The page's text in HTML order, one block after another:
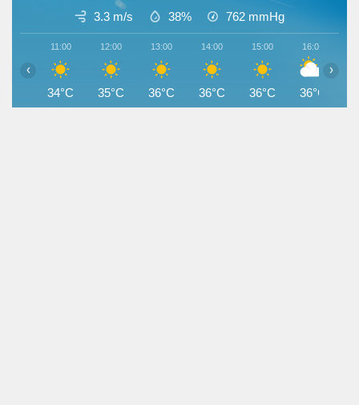
3.3 m/s 38% 762 mmHg
11:00
34°C
12:00
35°C
13:00
36°C
14:00
36°C
15:00
36°C
16:00
36°C
‹ ›